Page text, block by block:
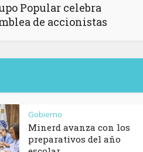
Popular celebra
de accionistas
Gobierno
Minerd avanza con los
preparativos del año